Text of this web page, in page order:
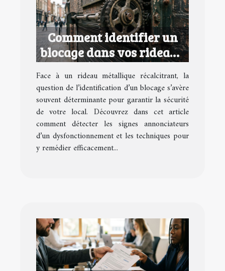
Comment identifier un
blocage dans vos rideaux
métalliques ?
Face à un rideau métallique récalcitrant, la
question de l’identification d’un blocage s’avère
souvent déterminante pour garantir la sécurité
de votre local. Découvrez dans cet article
comment détecter les signes annonciateurs
d’un dysfonctionnement et les techniques pour
y remédier efficacement...